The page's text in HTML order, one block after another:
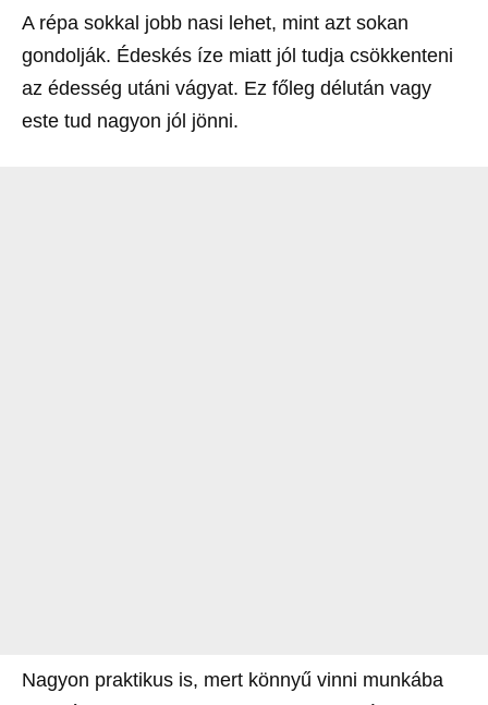
A répa sokkal jobb nasi lehet, mint azt sokan
gondolják. Édeskés íze miatt jól tudja csökkenteni
az édesség utáni vágyat. Ez főleg délután vagy
este tud nagyon jól jönni.
Nagyon praktikus is, mert könnyű vinni munkába